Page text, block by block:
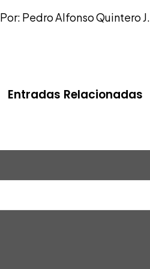
Por: Pedro Alfonso Quintero J.
Entradas Relacionadas